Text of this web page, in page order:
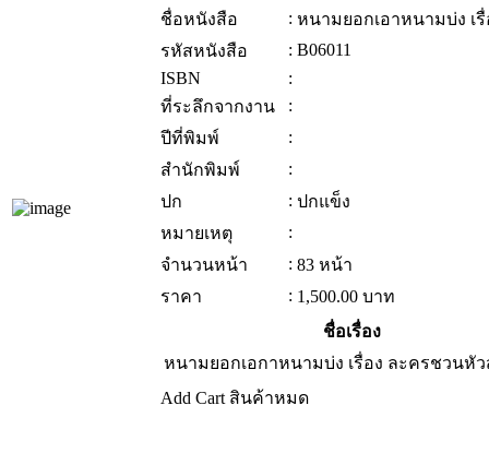
ชื่อหนังสือ : หนามยอกเอาหนามบ่ง เ
รหัสหนังสือ
: B06011
ISBN
:
ที่ระลึกจากงาน
:
ปีที่พิมพ์
:
สำนักพิมพ์
:
ปก
: ปกแข็ง
หมายเหตุ
:
จำนวนหน้า
: 83 หน้า
ราคา
: 1,500.00 บาท
ชื่อเรื่อง
หนามยอกเอกาหนามบ่ง เรื่อง ละครชวนหั
Add Cart สินค้าหมด